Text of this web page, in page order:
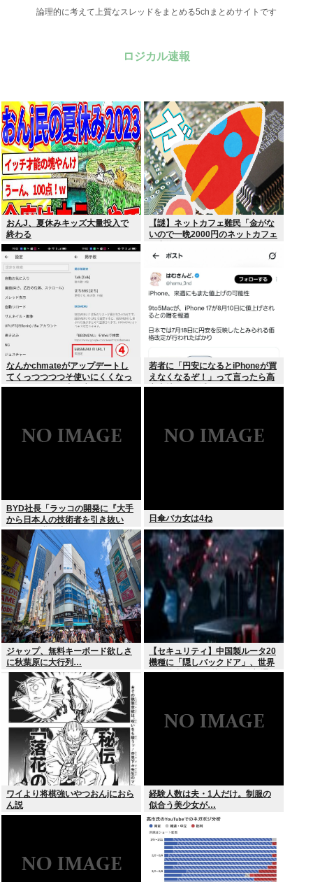
論理的に考えて上質なスレッドをまとめる5chまとめサイトです
ロジカル速報
おんJ、夏休みキッズ大量投入で
終わる
【謎】ネットカフェ難民「金がな
いので一晩2000円のネットカフェ
なんかchmateがアップデートし
てくっつつつつそ使いにくくなっ
たんだけど？作者馬鹿なの？死ぬ
若者に「円安になるとiPhoneが買
えなくなるぞ！」って言ったら高
市支持する奴減りそうだよな
BYD社長「ラッコの開発に『大手
から日本人の技術者を引き抜い
た』って噂は嘘。開発チームに日
本人は0人です」
日傘バカ女は4ね
ジャップ、無料キーボード欲しさ
に秋葉原に大行列…
【セキュリティ】中国製ルータ20
機種に「隠しバックドア」、世界
10万台超か…35秒ごとに外部通信
ワイより将棋強いやつおんjにおら
ん説
経験人数は夫・1人だけ。制服の
似合う美少女が…